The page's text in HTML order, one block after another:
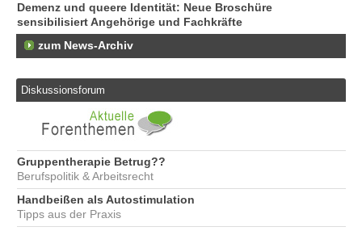
Demenz und queere Identität: Neue Broschüre
sensibilisiert Angehörige und Fachkräfte
zum News-Archiv
Diskussionsforum
Gruppentherapie Betrug??
Berufspolitik & Arbeitsrecht
Handbeißen als Autostimulation
Tipps aus der Praxis